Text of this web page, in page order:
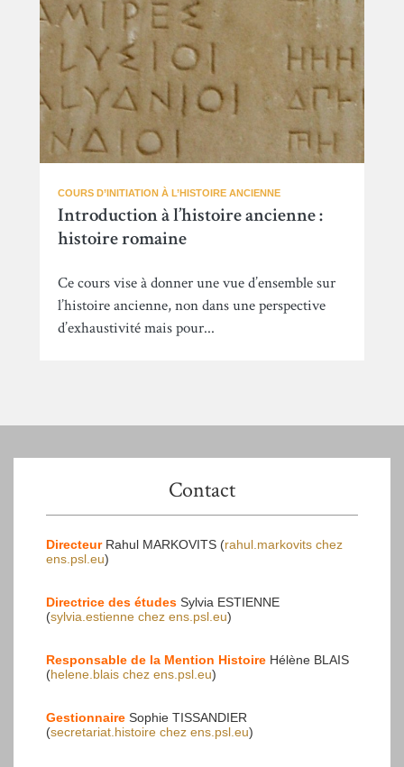
COURS D’INITIATION À L’HISTOIRE ANCIENNE
Introduction à l’histoire ancienne :
histoire romaine
Ce cours vise à donner une vue d’ensemble sur
l’histoire ancienne, non dans une perspective
d’exhaustivité mais pour...
Contact
Directeur Rahul MARKOVITS (rahul.markovits chez
ens.psl.eu)
Directrice des études Sylvia ESTIENNE
(sylvia.estienne chez ens.psl.eu)
Responsable de la Mention Histoire Hélène BLAIS
(helene.blais chez ens.psl.eu)
Gestionnaire Sophie TISSANDIER
(secretariat.histoire chez ens.psl.eu)